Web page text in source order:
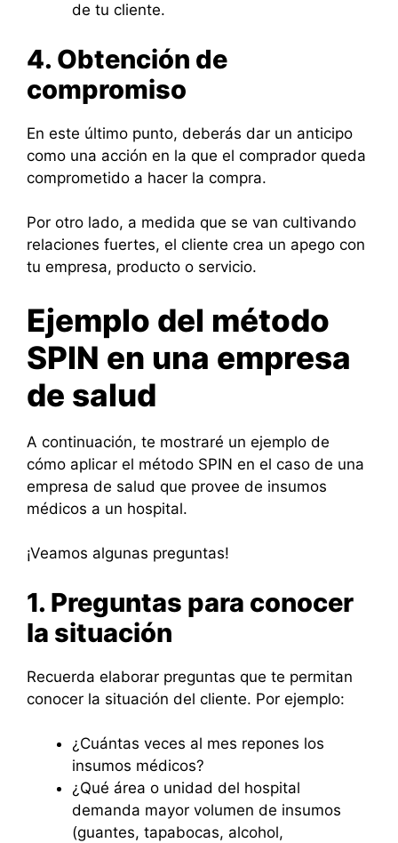
de tu cliente.
4. Obtención de
compromiso
En este último punto, deberás dar un anticipo
como una acción en la que el comprador queda
comprometido a hacer la compra.
Por otro lado, a medida que se van cultivando
relaciones fuertes, el cliente crea un apego con
tu empresa, producto o servicio.
Ejemplo del método
SPIN en una empresa
de salud
A continuación, te mostraré un ejemplo de
cómo aplicar el método SPIN en el caso de una
empresa de salud que provee de insumos
médicos a un hospital.
¡Veamos algunas preguntas!
1. Preguntas para conocer
la situación
Recuerda elaborar preguntas que te permitan
conocer la situación del cliente. Por ejemplo:
¿Cuántas veces al mes repones los
insumos médicos?
¿Qué área o unidad del hospital
demanda mayor volumen de insumos
(guantes, tapabocas, alcohol,